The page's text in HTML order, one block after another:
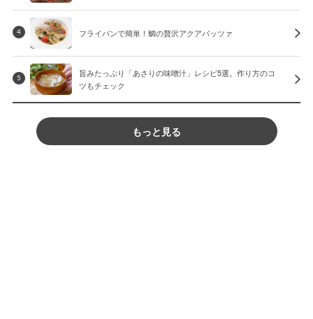
4 フライパンで簡単！鯛の贅沢アクアパッツァ
5
旨みたっぷり「あさりの味噌汁」レシピ5選。作り方のコ
ツもチェック
もっと見る